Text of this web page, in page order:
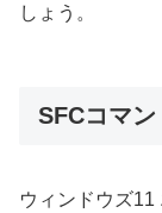
しょう。
SFCコマ
ウィンドウズ11